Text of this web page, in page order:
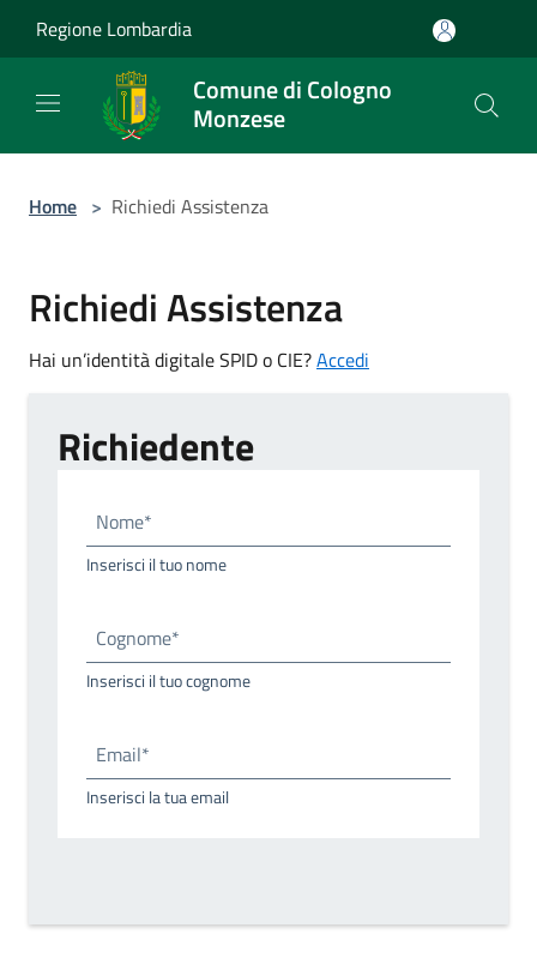
Regione Lombardia
Comune di Cologno
Monzese
Home > Richiedi Assistenza
Richiedi Assistenza
Hai un’identità digitale SPID o CIE?Accedi
Richiedente
Nome*
Inserisci il tuo nome
Cognome*
Inserisci il tuo cognome
Email*
Inserisci la tua email